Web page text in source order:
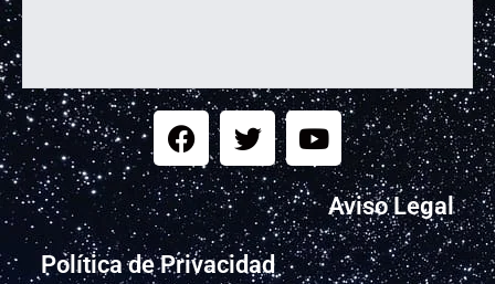
Aviso Legal
Política de Privacidad